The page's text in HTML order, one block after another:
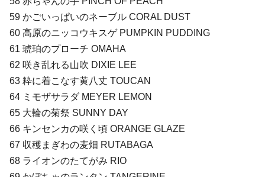
59 かごいっぱいのネーブル CORAL DUST
60 高原のニッコウキスゲ PUMPKIN PUDDING
61 琥珀のプローチ OMAHA
62 咲き乱れる山吹 DIXIE LEE
63 粋に着こなす黄八丈 TOUCAN
64 ミモザサラダ MEYER LEMON
65 大輪の菊祭 SUNNY DAY
66 キンセンカの咲く頃 ORANGE GLAZE
67 収穫まぎわの麦畑 RUTABAGA
68 ライオンのたてがみ RIO